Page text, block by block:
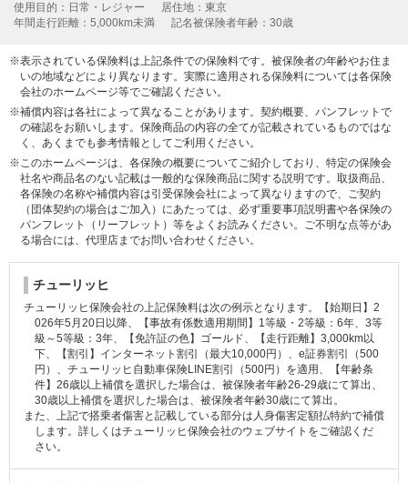
使用目的：日常・レジャー
居住地：東京
年間走行距離：5,000km未満
記名被保険者年齢：30歳
※表示されている保険料は上記条件での保険料です。被保険者の年齢やお住ま
いの地域などにより異なります。実際に適用される保険料については各保険
会社のホームページ等でご確認ください。
※補償内容は各社によって異なることがあります。契約概要、パンフレットで
の確認をお願いします。保険商品の内容の全てが記載されているものではな
く、あくまでも参考情報としてご利用ください。
※このホームページは、各保険の概要についてご紹介しており、特定の保険会
社名や商品名のない記載は一般的な保険商品に関する説明です。取扱商品、
各保険の名称や補償内容は引受保険会社によって異なりますので、ご契約
（団体契約の場合はご加入）にあたっては、必ず重要事項説明書や各保険の
パンフレット（リーフレット）等をよくお読みください。ご不明な点等があ
る場合には、代理店までお問い合わせください。
チューリッヒ
チューリッヒ保険会社の上記保険料は次の例示となります。【始期日】2
026年5月20日以降、【事故有係数適用期間】1等級・2等級：6年、3等
級～5等級：3年、【免許証の色】ゴールド、【走行距離】3,000km以
下、【割引】インターネット割引（最大10,000円）、e証券割引（500
円）、チューリッヒ自動車保険LINE割引（500円）を適用、【年齢条
件】26歳以上補償を選択した場合は、被保険者年齢26-29歳にて算出、
30歳以上補償を選択した場合は、被保険者年齢30歳にて算出。
また、上記で搭乗者傷害と記載している部分は人身傷害定額払特約で補償
します。詳しくはチューリッヒ保険会社のウェブサイトをご確認くだ
さい。